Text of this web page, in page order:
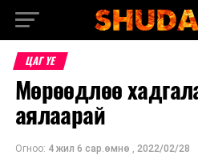
ЦАГ ҮЕ
Мөрөөдлөө
аялаарай
Огноо: 4 жил 6 сар.өмнө , 2022/02/28